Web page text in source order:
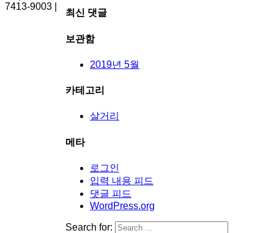
최신 댓글
보관함
2019년 5월
카테고리
살거리
메타
로그인
입력 내용 피드
댓글 피드
WordPress.org
Search for:
7413-9003 |